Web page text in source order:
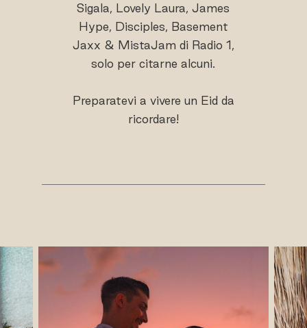
Sigala, Lovely Laura, James
Hype, Disciples, Basement
Jaxx & MistaJam di Radio 1,
solo per citarne alcuni.
Preparatevi a vivere un Eid da
ricordare!